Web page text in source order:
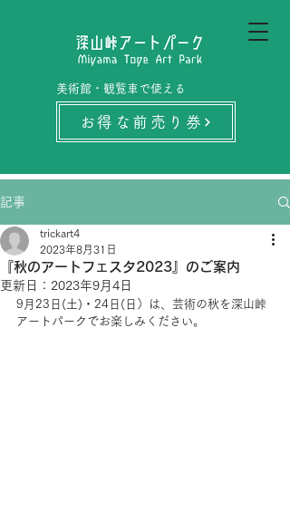
美術館・観覧車で使える
お得な前売り券
記事
『秋のアートフェスタ2023』のご案内
trickart4
2023年8月31日
更新日： 2023年9月4日
9月23日(土)・24日(日）は、芸術の秋を深山峠
アートパークでお楽しみください。